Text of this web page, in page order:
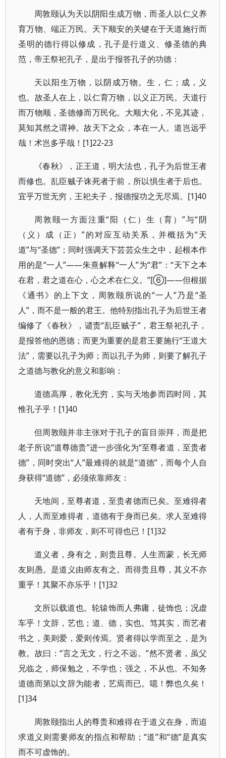
周敦颐认为天以阴阳生成万物，而圣人以仁义养
育万物、端正万民。天下顺安的关键在于天道施行而
圣明的德行得以修成，孔子是行道义、修圣德的典
范，帝王祭祀孔子，是出于报答孔子的功德：
天以阳生万物，以阴成万物。生，仁；成，义
也。故圣人在上，以仁育万物，以义正万民。天道行
而万物顺，圣德修而万民化。大顺大化，不见其迹，
莫知其然之谓神。故天下之众，本在一人。道岂远乎
哉！术岂多乎哉！[1]22-23
《春秋》，正王道，明大法也，孔子为后世王者
而修也。乱臣贼子诛死者于前，所以惧生者于后也。
宜乎万世无穷，王祀夫子，报德报功之无尽焉。[1]40
周敦颐一方面注重“阳（仁）生（育）”与“阴
（义）成（正）”的对应互动关系，并概括为“天
道”与“圣德”；同时强调天下芸芸众生之中，起根本作
用的是“一人”——朱熹解释“一人”为“君”：“天下之本
在君，君之道在心，心之术在仁义。”[⑥]——但根据
《通书》的上下文，周敦颐所说的“一人”乃是“圣
人”，而不是一般的君王。他特别指出孔子为后世王者
编修了《春秋》，谴责“乱臣贼子”，君王祭祀孔子，
是报答他的恩德；而更为重要的是君王要施行“王道大
法”，需要以孔子为师；而以孔子为师，则要了解孔子
之道德与教化的意义和影响：
道德高厚，教化无穷，实与天地参而四时同，其
惟孔子乎！[1]40
但周敦颐并非主张对于孔子的盲目崇拜，而是把
老子所说“道尊德贵”进一步强化为“至尊者道，至贵者
德”，同时突出“人”最难得的就是“道德”，而每个人自
身获得“道德”，必须依靠师友：
天地间，至尊者道，至贵者德而已矣。至难得者
人，人而至难得者，道德有于身而已矣。求人至难得
者有于身，非师友，则不可得也已！[1]32
道义者，身有之，则贵且尊。人生而蒙，长无师
友则愚。是道义由师友有之。而得贵且尊，其义不亦
重乎！其聚不亦乐乎！[1]32
文所以载道也。轮辕饰而人弗庸，徒饰也；况虚
车乎！文辞，艺也；道、德，实也。笃其实，而艺者
书之，美则爱，爱则传焉。贤者得以学而至之，是为
教。故曰：“言之无文，行之不远。”然不贤者，虽父
兄临之，师保勉之，不学也；强之，不从也。不知务
道德而第以文辞为能者，艺焉而已。噫！弊也久矣！
[1]34
周敦颐指出人的尊贵和难得在于道义在身，而追
求道义则需要师友的指点和帮助；“道”和“德”是真实
而不可虚饰的。